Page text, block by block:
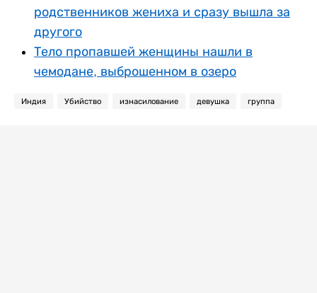
родственников жениха и сразу вышла за
другого
Тело пропавшей женщины нашли в
чемодане, выброшенном в озеро
Индия Убийство изнасилование девушка группа